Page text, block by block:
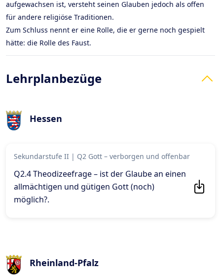
aufgewachsen ist, versteht seinen Glauben jedoch als offen
für andere religiöse Traditionen.
Zum Schluss nennt er eine Rolle, die er gerne noch gespielt
hätte: die Rolle des Faust.
Lehrplanbezüge
Hessen
Sekundarstufe II | Q2 Gott – verborgen und offenbar
Q2.4 Theodizeefrage – ist der Glaube an einen
allmächtigen und gütigen Gott (noch)
möglich?.
Rheinland-Pfalz